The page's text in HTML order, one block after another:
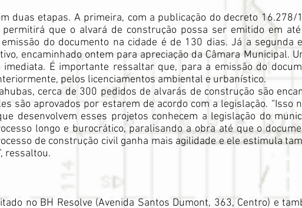
duas etapas. A primeira, com a publicação do decreto 16.278/
permitirá que o alvará de construção possa ser emitido em
do documento na cidade é de 130 dias. Já a segunda
encaminhado ontem para apreciação da Câmara Municipal.
É importante ressaltar que, para a emissão do
pelos licenciamentos ambiental e urbanístico.
cerca de 300 pedidos de alvarás de construção são
são aprovados por estarem de acordo com a legislação. “Isso
desenvolvem esses projetos conhecem a legislação do
longo e burocrático, paralisando a obra até que o
de construção civil ganha mais agilidade e ele estimula
ressaltou.
no BH Resolve (Avenida Santos Dumont, 363, Centro) e